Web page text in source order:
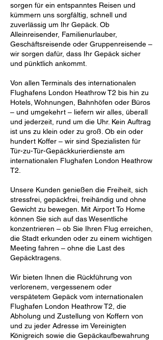
sorgen für ein entspanntes Reisen und
kümmern uns sorgfältig, schnell und
zuverlässig um Ihr Gepäck. Ob
Alleinreisender, Familienurlauber,
Geschäftsreisende oder Gruppenreisende –
wir sorgen dafür, dass Ihr Gepäck sicher
und pünktlich ankommt.
Von allen Terminals des internationalen
Flughafens London Heathrow T2 bis hin zu
Hotels, Wohnungen, Bahnhöfen oder Büros
– und umgekehrt – liefern wir alles, überall
und jederzeit, rund um die Uhr. Kein Auftrag
ist uns zu klein oder zu groß. Ob ein oder
hundert Koffer – wir sind Spezialisten für
Tür-zu-Tür-Gepäckkurierdienste am
internationalen Flughafen London Heathrow
T2.
Unsere Kunden genießen die Freiheit, sich
stressfrei, gepäckfrei, freihändig und ohne
Gewicht zu bewegen. Mit Airport To Home
können Sie sich auf das Wesentliche
konzentrieren – ob Sie Ihren Flug erreichen,
die Stadt erkunden oder zu einem wichtigen
Meeting fahren – ohne die Last des
Gepäcktragens.
Wir bieten Ihnen die Rückführung von
verlorenem, vergessenem oder
verspätetem Gepäck vom internationalen
Flughafen London Heathrow T2, die
Abholung und Zustellung von Koffern von
und zu jeder Adresse im Vereinigten
Königreich sowie die Gepäckaufbewahrung